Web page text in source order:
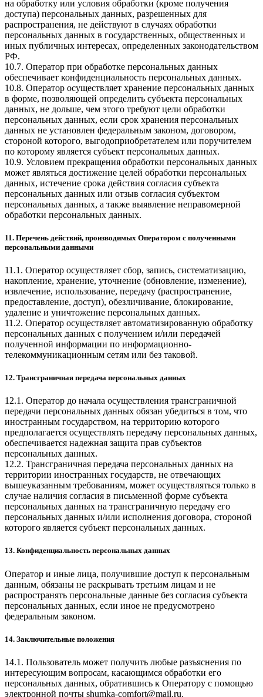
на обработку или условия обработки (кроме получения
доступа) персональных данных, разрешенных для
распространения, не действуют в случаях обработки
персональных данных в государственных, общественных и
иных публичных интересах, определенных законодательством
РФ.
10.7. Оператор при обработке персональных данных
обеспечивает конфиденциальность персональных данных.
10.8. Оператор осуществляет хранение персональных данных
в форме, позволяющей определить субъекта персональных
данных, не дольше, чем этого требуют цели обработки
персональных данных, если срок хранения персональных
данных не установлен федеральным законом, договором,
стороной которого, выгодоприобретателем или поручителем
по которому является субъект персональных данных.
10.9. Условием прекращения обработки персональных данных
может являться достижение целей обработки персональных
данных, истечение срока действия согласия субъекта
персональных данных или отзыв согласия субъектом
персональных данных, а также выявление неправомерной
обработки персональных данных.
11. Перечень действий, производимых Оператором с полученными
персональными данными
11.1. Оператор осуществляет сбор, запись, систематизацию,
накопление, хранение, уточнение (обновление, изменение),
извлечение, использование, передачу (распространение,
предоставление, доступ), обезличивание, блокирование,
удаление и уничтожение персональных данных.
11.2. Оператор осуществляет автоматизированную обработку
персональных данных с получением и/или передачей
полученной информации по информационно-
телекоммуникационным сетям или без таковой.
12. Трансграничная передача персональных данных
12.1. Оператор до начала осуществления трансграничной
передачи персональных данных обязан убедиться в том, что
иностранным государством, на территорию которого
предполагается осуществлять передачу персональных данных,
обеспечивается надежная защита прав субъектов
персональных данных.
12.2. Трансграничная передача персональных данных на
территории иностранных государств, не отвечающих
вышеуказанным требованиям, может осуществляться только в
случае наличия согласия в письменной форме субъекта
персональных данных на трансграничную передачу его
персональных данных и/или исполнения договора, стороной
которого является субъект персональных данных.
13. Конфиденциальность персональных данных
Оператор и иные лица, получившие доступ к персональным
данным, обязаны не раскрывать третьим лицам и не
распространять персональные данные без согласия субъекта
персональных данных, если иное не предусмотрено
федеральным законом.
14. Заключительные положения
14.1. Пользователь может получить любые разъяснения по
интересующим вопросам, касающимся обработки его
персональных данных, обратившись к Оператору с помощью
электронной почты shumka-comfort@mail.ru.